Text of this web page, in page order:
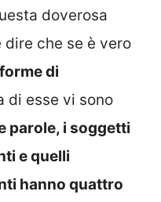
doverosa
che se è vero
di
di esse vi sono
parole, i soggetti
e quelli
hanno quattro